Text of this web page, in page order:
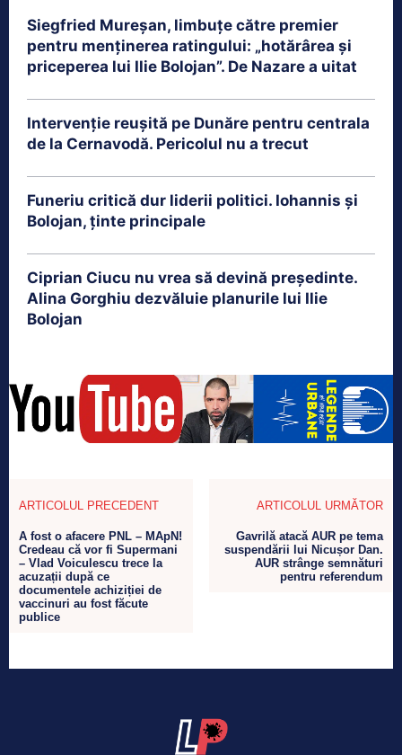
Siegfried Mureșan, limbuțe către premier
pentru menținerea ratingului: „hotărârea și
priceperea lui Ilie Bolojan”. De Nazare a uitat
Intervenție reușită pe Dunăre pentru centrala
de la Cernavodă. Pericolul nu a trecut
Funeriu critică dur liderii politici. Iohannis și
Bolojan, ținte principale
Ciprian Ciucu nu vrea să devină președinte.
Alina Gorghiu dezvăluie planurile lui Ilie
Bolojan
ARTICOLUL PRECEDENT
A fost o afacere PNL – MApN!
Credeau că vor fi Supermani
– Vlad Voiculescu trece la
acuzații după ce
documentele achiziției de
vaccinuri au fost făcute
publice
ARTICOLUL URMĂTOR
Gavrilă atacă AUR pe tema
suspendării lui Nicușor Dan.
AUR strânge semnături
pentru referendum